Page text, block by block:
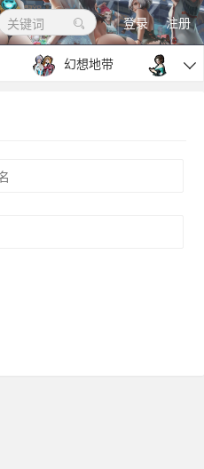
关键词 登录 注册
幻想地带 包
